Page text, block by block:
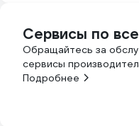
Сервисы по
Обращайтесь за
сервисы
Подробнее